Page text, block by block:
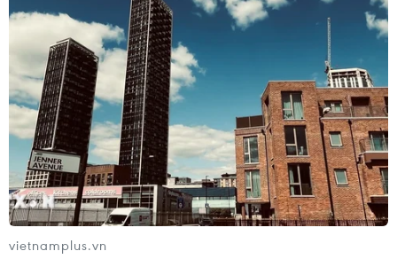
vietnamplus.vn